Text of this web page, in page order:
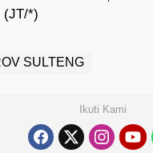
(JT/*)
SULTENG
Ikuti Kami